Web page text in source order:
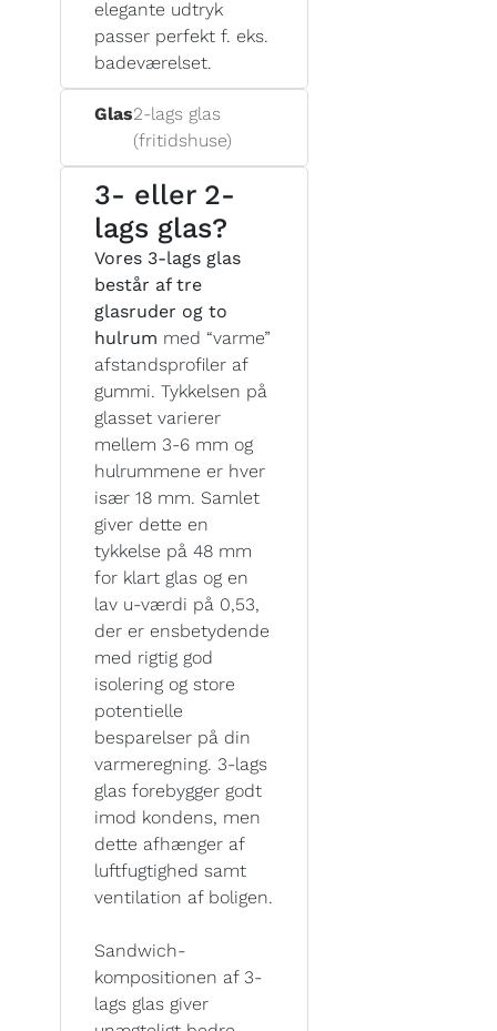
elegante udtryk
passer perfekt f. eks.
badeværelset.
Glas2-lags glas
(fritidshuse)
3- eller 2-
lags glas?
Vores 3-lags glas
består af tre
glasruder og to
hulrum med “varme”
afstandsprofiler af
gummi. Tykkelsen på
glasset varierer
mellem 3-6 mm og
hulrummene er hver
især 18 mm. Samlet
giver dette en
tykkelse på 48 mm
for klart glas og en
lav u-værdi på 0,53,
der er ensbetydende
med rigtig god
isolering og store
potentielle
besparelser på din
varmeregning. 3-lags
glas forebygger godt
imod kondens, men
dette afhænger af
luftfugtighed samt
ventilation af boligen.
Sandwich-
kompositionen af 3-
lags glas giver